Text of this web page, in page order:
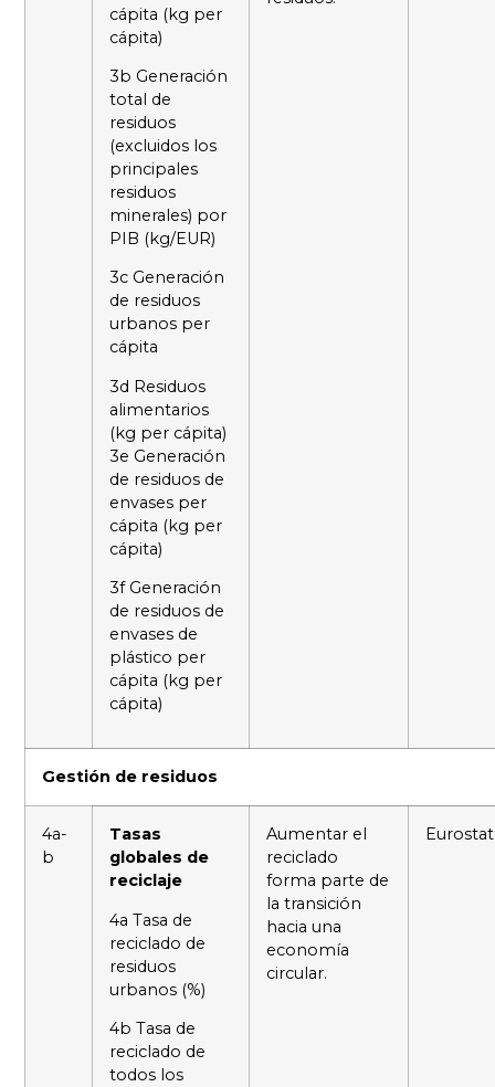
cápita (kg per
cápita)
3b Generación
total de
residuos
(excluidos los
principales
residuos
minerales) por
PIB (kg/EUR)
3c Generación
de residuos
urbanos per
cápita
3d Residuos
alimentarios
(kg per cápita)
3e Generación
de residuos de
envases per
cápita (kg per
cápita)
3f Generación
de residuos de
envases de
plástico per
cápita (kg per
cápita)
Gestión de residuos
4a-
b
Tasas
globales de
reciclaje
4a Tasa de
reciclado de
residuos
urbanos (%)
4b Tasa de
reciclado de
todos los
Aumentar el
reciclado
forma parte de
la transición
hacia una
economía
circular.
Eurostat